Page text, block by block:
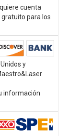
cuenta
gratuito para los
y
información